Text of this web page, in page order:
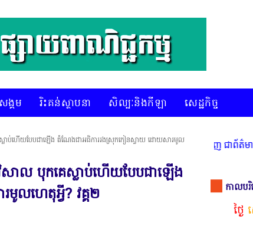
គម រិះគន់ស្ថាបនា សិល្បៈនិងកីឡា សេដ្ឋកិច្ច
លាប់ហើយបែបជាឡើង តំណែងជាអធិការរងស្រុកកៀនស្វាយ ដោយសារមូល
សាល បុកគេស្លាប់ហើយបែបជាឡើង
លហេតុអ្វី? វគ្គ២
* គេហទំព័រ ស៊ីអេចអធីវីអនឡាញ ជាព័ត៌មានពិត រហ័ស អព្
កាលបរិ
ថ្ងៃ